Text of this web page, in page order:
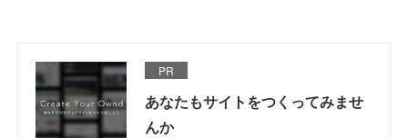
PR
あなたもサイトをつくってみませ
んか